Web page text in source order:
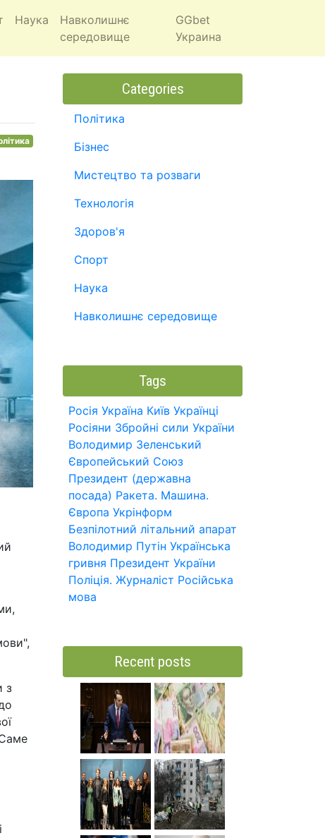
Наука
Навколишнє
середовище
GGbet
Украина
з
Categories
Політика
Бізнес
Мистецтво та розваги
Технологія
Здоров'я
Спорт
Наука
Навколишнє середовище
Tags
Росія Україна Київ Українці
Росіяни Збройні сили України
Володимир Зеленський
Європейський Союз
Президент (державна
посада) Ракета. Машина.
Європа Укрінформ
Безпілотний літальний апарат
Володимир Путін Українська
гривня Президент України
Поліція. Журналіст Російська
мова
Recent posts